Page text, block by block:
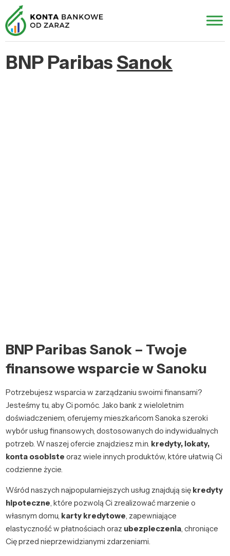
BNP ParibasSanok
BNP Paribas Sanok – Twoje
finansowe wsparcie w Sanoku
Potrzebujesz wsparcia w zarządzaniu swoimi finansami?
Jesteśmy tu, aby Ci pomóc. Jako bank z wieloletnim
doświadczeniem, oferujemy mieszkańcom Sanoka szeroki
wybór usług finansowych, dostosowanych do indywidualnych
potrzeb. W naszej ofercie znajdziesz m.in. kredyty, lokaty,
konta osobiste oraz wiele innych produktów, które ułatwią Ci
codzienne życie.
Wśród naszych najpopularniejszych usług znajdują się kredyty
hipoteczne, które pozwolą Ci zrealizować marzenie o
własnym domu, karty kredytowe, zapewniające
elastyczność w płatnościach oraz ubezpieczenia, chroniące
Cię przed nieprzewidzianymi zdarzeniami.